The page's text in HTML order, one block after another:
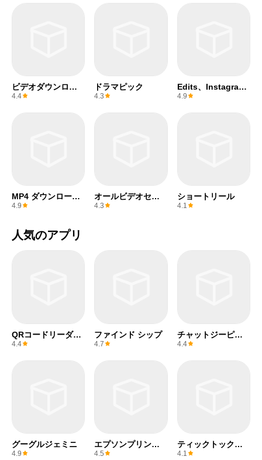
ビデオダウンロー
ダー
4.4
ドラマピック
4.3
Edits、Instagram
アプリ
4.9
MP4 ダウンローダ
ー
4.9
オールビデオセイ
ヴァー
4.3
ショートリール
4.1
人気のアプリ
QRコードリーダー
(無料)
4.4
ファインド シップ
4.7
チャットジーピー
ティー
4.4
グーグルジェミニ
4.9
エプソンプリンタ
ー
4.5
ティックトックラ
イト
4.1